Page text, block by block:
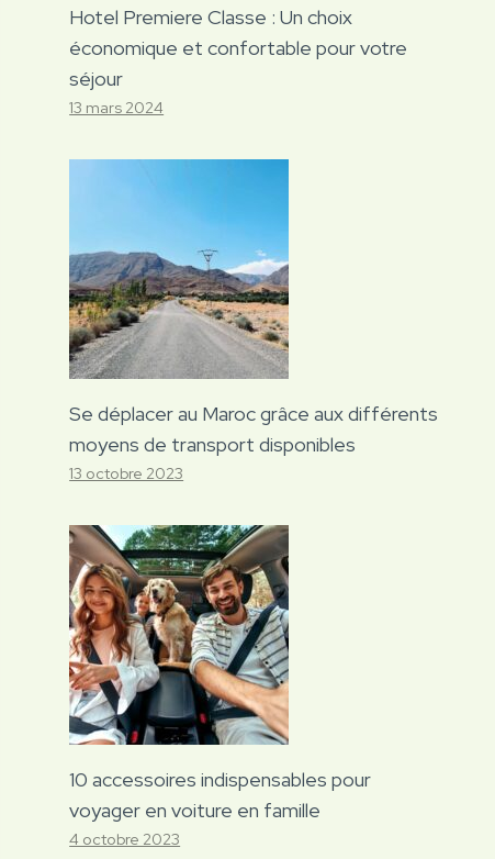
Hotel Premiere Classe : Un choix
économique et confortable pour votre
séjour
13 mars 2024
Se déplacer au Maroc grâce aux différents
moyens de transport disponibles
13 octobre 2023
10 accessoires indispensables pour
voyager en voiture en famille
4 octobre 2023